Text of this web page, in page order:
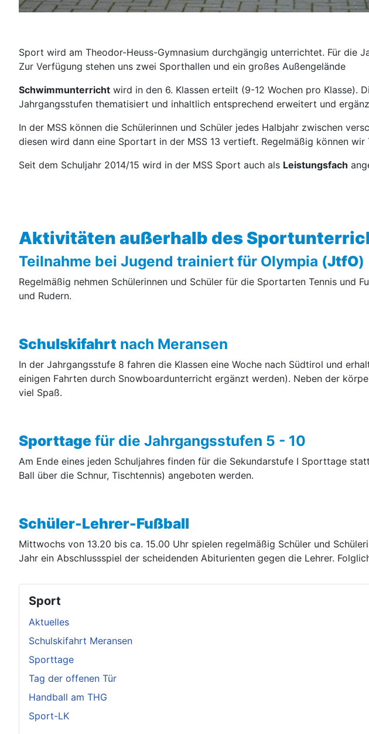
Sport wird am Theodor-Heuss-Gymnasium durchgängig unterrichtet. Für die
Zur Verfügung stehen uns zwei Sporthallen und ein großes Außengelände
Schwimmunterricht wird in den 6. Klassen erteilt (9-12 Wochen pro Klasse).
Jahrgangsstufen thematisiert und inhaltlich entsprechend erweitert und
In der MSS können die Schülerinnen und Schüler jedes Halbjahr zwischen
diesen wird dann eine Sportart in der MSS 13 vertieft. Regelmäßig können
Seit dem Schuljahr 2014/15 wird in der MSS Sport auch als Leistungsfach
Aktivitäten außerhalb des
Teilnahme bei Jugend trainiert für Olympia (JtfO)
Regelmäßig nehmen Schülerinnen und Schüler für die Sportarten Tennis
und Rudern.
Schulskifahrt nach Meransen
In der Jahrgangsstufe 8 fahren die Klassen eine Woche nach Südtirol und
einigen Fahrten durch Snowboardunterricht ergänzt werden). Neben der
viel Spaß.
Sporttage für die Jahrgangsstufen 5 - 10
Am Ende eines jeden Schuljahres finden für die Sekundarstufe I Sporttage
Ball über die Schnur, Tischtennis) angeboten werden.
Schüler-Lehrer-Fußball
Mittwochs von 13.20 bis ca. 15.00 Uhr spielen regelmäßig Schüler und
Jahr ein Abschlussspiel der scheidenden Abiturienten gegen die Lehrer.
Sport
Aktuelles
Schulskifahrt Meransen
Sporttage
Tag der offenen Tür
Handball am THG
Sport-LK